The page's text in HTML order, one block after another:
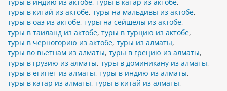
туры в китай из актобе, туры на мальдивы из актобе,
туры в оаэ из актобе, туры на сейшелы из актобе,
туры в таиланд из актобе, туры в турцию из актобе,
туры в черногорию из актобе, туры из алматы,
туры во вьетнам из алматы, туры в грецию из алматы,
туры в грузию из алматы, туры в доминикану из алматы,
туры в египет из алматы, туры в индию из алматы,
туры в катар из алматы, туры в китай из алматы,